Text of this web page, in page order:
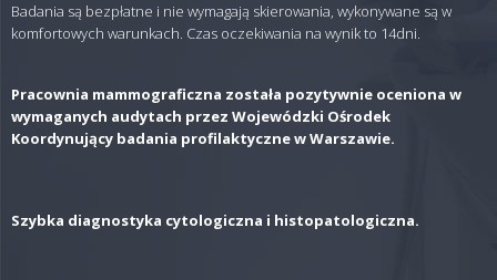
Badania są bezpłatne i nie wymagają skierowania, wykonywane są w
komfortowych warunkach. Czas oczekiwania na wynik to 14dni.
Pracownia mammograficzna została pozytywnie oceniona w
wymaganych audytach przez Wojewódzki Ośrodek
Koordynujący badania profilaktyczne w Warszawie.
Szybka diagnostyka cytologiczna i histopatologiczna.